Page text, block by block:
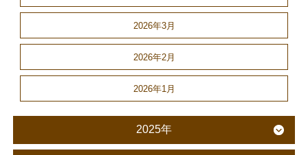
2026年3月
2026年2月
2026年1月
2025年